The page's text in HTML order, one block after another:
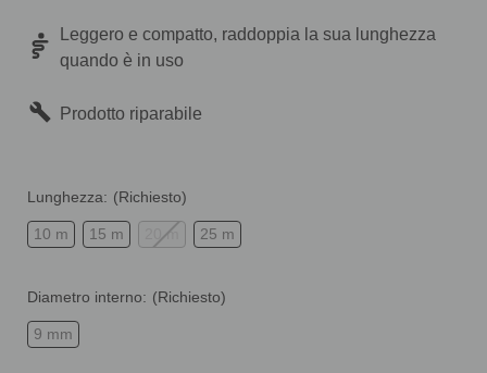
Leggero e compatto, raddoppia la sua lunghezza
quando è in uso
Prodotto riparabile
Lunghezza: (Richiesto)
10 m 15 m 20 m 25 m
Diametro interno: (Richiesto)
9 mm